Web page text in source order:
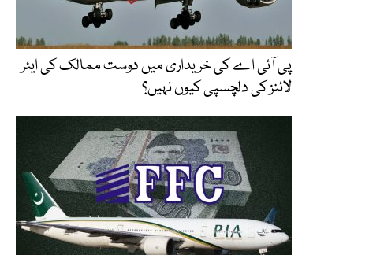
پی آئی اے کی خریداری میں دوست ممالک کی ایئر
لائنز کی دلچسپی کیوں نہیں؟